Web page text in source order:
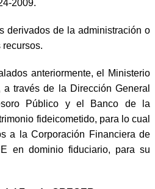
2009.
derivados de la administración o
anteriormente, el Ministerio
través de la Dirección General
Público y el Banco de la
fideicometido, para lo cual
a la Corporación Financiera de
en dominio fiduciario, para su